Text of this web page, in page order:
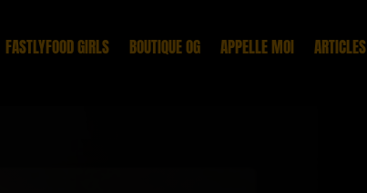
FASTLYFOOD GIRLS BOUTIQUE OG APPELLE MOI ARTICLES